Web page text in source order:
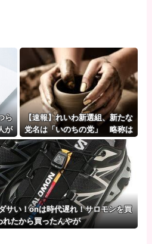
ら
が
連
【速報】れいわ新選組、新たな
党名は「いのちの党」 略称は
「いのち」 [135853815]
サい！onは時代遅れ！サロモンを買
れたから買ったんやが